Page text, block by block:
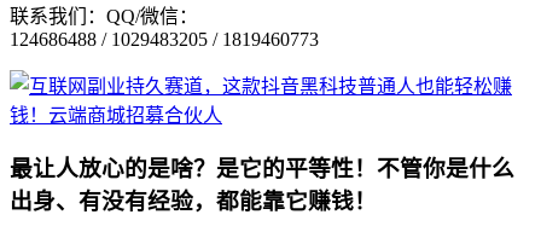
联系我们：QQ/微信：
124686488 / 1029483205 / 1819460773
最让人放心的是啥？是它的平等性！不管你是什么
出身、有没有经验，都能靠它赚钱！